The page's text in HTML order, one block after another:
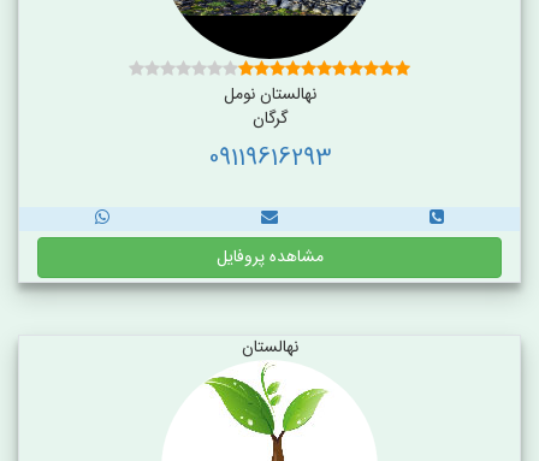
نهالستان نومل
گرگان
09119616293
مشاهده پروفایل
نهالستان